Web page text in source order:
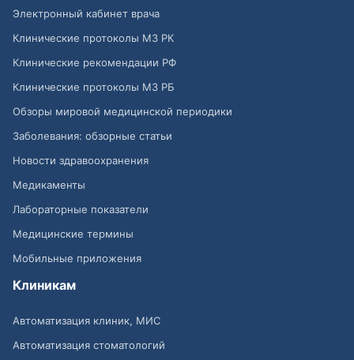
Электронный кабинет врача
Клинические протоколы МЗ РК
Клинические рекомендации РФ
Клинические протоколы МЗ РБ
Обзоры мировой медицинской периодики
Заболевания: обзорные статьи
Новости здравоохранения
Медикаменты
Лабораторные показатели
Медицинские термины
Мобильные приложения
Клиникам
Автоматизация клиник, МИС
Автоматизация стоматологий